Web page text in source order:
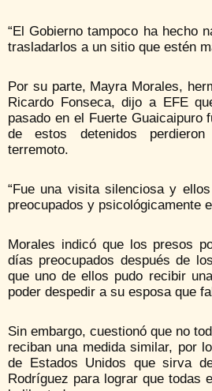
“El Gobierno tampoco ha hecho
trasladarlos a un sitio que estén
Por su parte, Mayra Morales,
Ricardo Fonseca, dijo a EFE
pasado en el Fuerte Guaicaipuro
de estos detenidos
terremoto.
“Fue una visita silenciosa y
preocupados y psicológicamente
Morales indicó que los presos
días preocupados después de
que uno de ellos pudo recibir
poder despedir a su esposa que
Sin embargo, cuestionó que no
reciban una medida similar, por
de Estados Unidos que sirva
Rodríguez para lograr que todas